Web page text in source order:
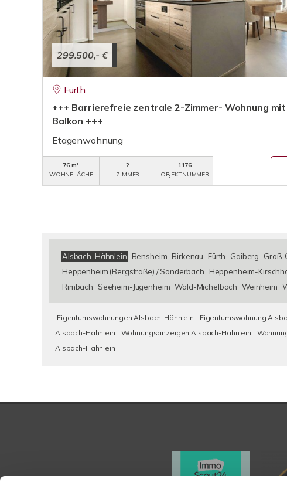
299.500,- €
Fürth
+++ Barrierefreie zentrale 2-Zimmer- Wohnung mit
Balkon +++
Etagenwohnung
76 m²
WOHNFLÄCHE
2
ZIMMER
1176
OBJEKTNUMMER
Alsbach-Hähnlein Bensheim Birkenau Fürth Gaiberg Groß-
Heppenheim (Bergstraße) / Sonderbach
Heppenheim-
Rimbach
Seeheim-Jugenheim Wald-Michelbach Weinheim
Eigentumswohnungen Alsbach-Hähnlein Eigentumswohnung
Alsbach-Hähnlein
Wohnungsanzeigen Alsbach-Hähnlein
Alsbach-Hähnlein